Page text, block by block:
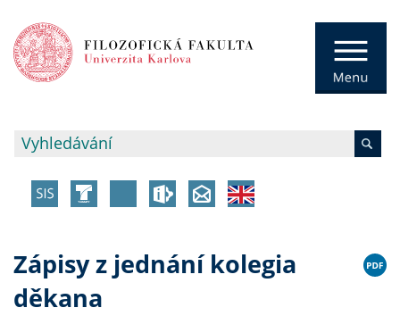
Zápisy z jednání kolegia
děkana